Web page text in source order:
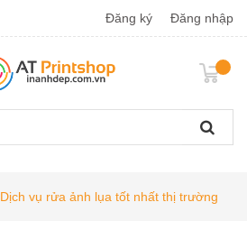
Đăng ký Đăng nhập
Dịch vụ rửa ảnh lụa tốt nhất thị trường